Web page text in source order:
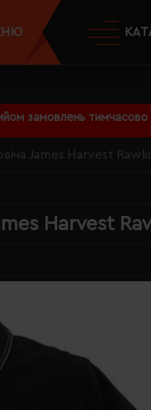
замовлень тимчасово
James Harvest
Harvest